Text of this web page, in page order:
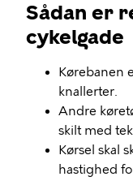
Sådan er
cykelgade
Kørebanen
knallerter.
Andre
skilt med
Kørsel skal
hastighed